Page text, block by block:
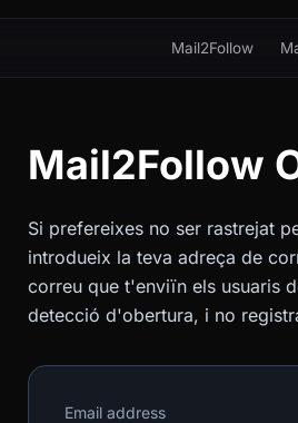
Mail2Follow
Mail2Follow
Si prefereixes no ser rastrejat
introdueix la teva adreça de
correu que t'enviïn els usuaris
detecció d'obertura, i no
Email address